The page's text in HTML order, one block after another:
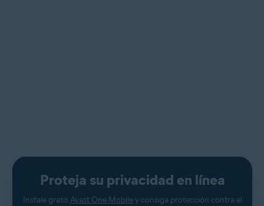
Proteja su privacidad en línea
Instale gratis Avast One Mobiley consiga protección contra el